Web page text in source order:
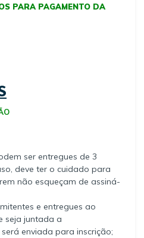
PARA PAGAMENTO DA
ser entregues de 3
deve ter o cuidado para
não esqueçam de assiná-
e entregues ao
seja juntada a
enviada para inscrição;